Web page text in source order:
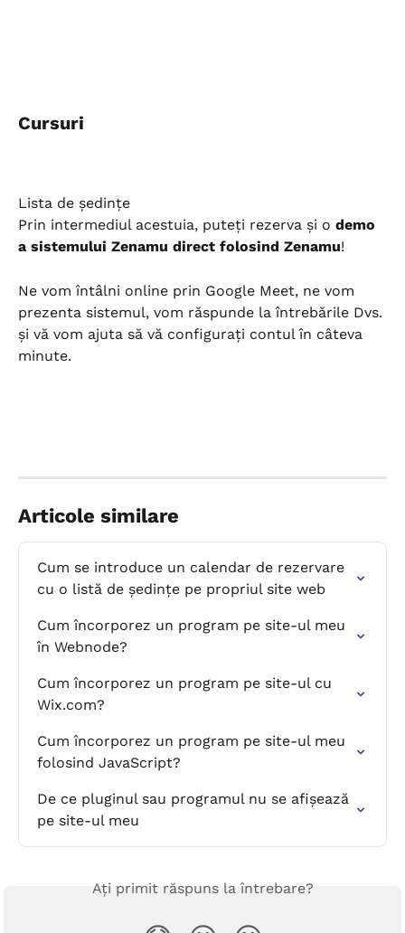
Cursuri
Lista de ședințe
Prin intermediul acestuia, puteți rezerva și o demo
a sistemului Zenamu direct folosind Zenamu!
Ne vom întâlni online prin Google Meet, ne vom
prezenta sistemul, vom răspunde la întrebările Dvs.
și vă vom ajuta să vă configurați contul în câteva
minute.
Articole similare
Cum se introduce un calendar de rezervare
cu o listă de ședințe pe propriul site web
Cum încorporez un program pe site-ul meu
în Webnode?
Cum încorporez un program pe site-ul cu
Wix.com?
Cum încorporez un program pe site-ul meu
folosind JavaScript?
De ce pluginul sau programul nu se afișează
pe site-ul meu
Ați primit răspuns la întrebare?